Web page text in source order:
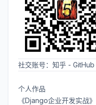
社交账号： 知乎 - GitHub
个人作品
《Django企业开发实战》